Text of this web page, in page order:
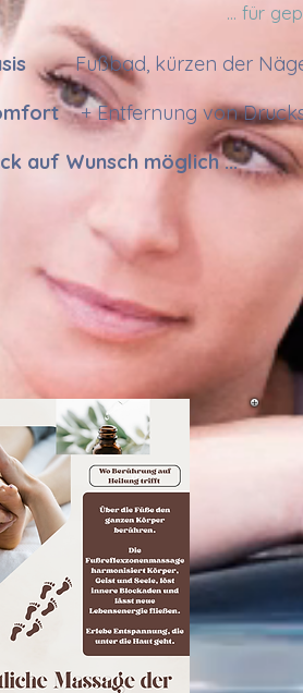
... für
Fußbad, kürzen der
+ Entfernung von
auf Wunsch möglich ...